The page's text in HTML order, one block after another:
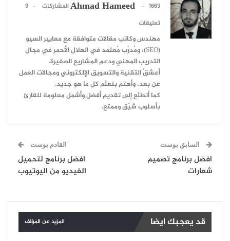
Ahmad Hameed 1663 المشاركات
9
تعليقات
مهندس وكاتب مقالات متوافقة مع معايير السيو
(SEO)، ومُدرِّب مُعتمد في الهلال الأحمر في مجال
التدريب المهني ودعم المشاريع الصغيرة.
أعشقُ التقنية والتسويق الإلكتروني ومجالات العمل
عن بعد، وأهتم بتعلّم كل ما هو جديد.
كما أتطلّع إلى تقديم أفضل وأشمل معلومة للقارئ
بأسلوب شيّق وممتع.
السابق بوست
افضل برنامج تصميم
شعارات
القادم بوست
افضل برنامج لتحميل
الفيديو من اليوتيوب
قد يعجبك ايضا المزيد عن المؤلف